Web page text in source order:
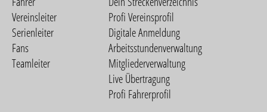
Vereinsleiter
Serienleiter
Fans
Teamleiter
Profi Vereinsprofil
Digitale Anmeldung
Arbeitsstundenverwaltung
Mitgliederverwaltung
Live Übertragung
Profi Fahrerprofil